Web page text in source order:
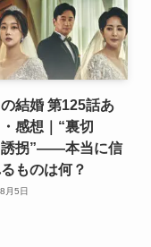
結婚 第125話あ
感想｜“裏切
誘拐”――本当に信
ものは何？
月5日